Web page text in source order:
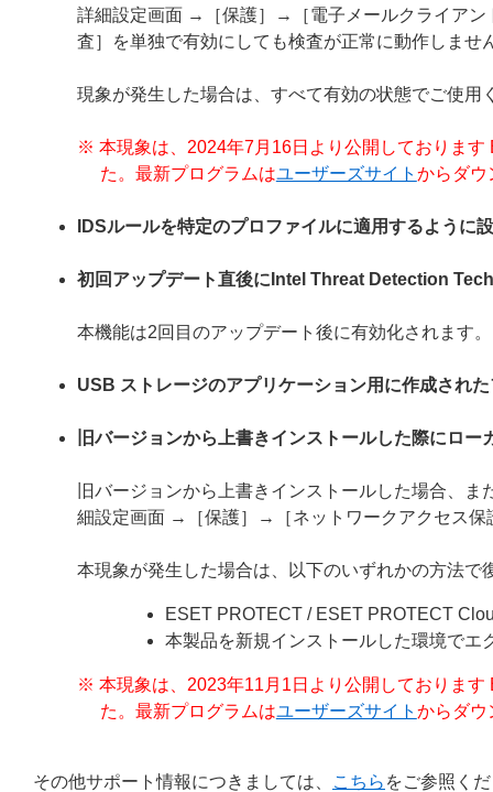
詳細設定画面 →［保護］→［電子メールクライア
査］を単独で有効にしても検査が正常に動作しませ
現象が発生した場合は、すべて有効の状態でご使用
※ 本現象は、2024年7月16日より公開しておりま
た。最新プログラムはユーザーズサイト からダウ
IDSルールを特定のプロファイルに適用するよう
初回アップデート直後にIntel Threat Detection
本機能は2回目のアップデート後に有効化されます。
USB ストレージのアプリケーション用に作成され
旧バージョンから上書きインストールした際にロ
旧バージョンから上書きインストールした場合、
細設定画面 →［保護］→［ネットワークアクセス
本現象が発生した場合は、以下のいずれかの方法で
ESET PROTECT / ESET PROTECT
本製品を新規インストールした環境でエ
※ 本現象は、2023年11月1日より公開しておりま
た。最新プログラムはユーザーズサイト からダウ
その他サポート情報につきましては、 こちら をご参照く